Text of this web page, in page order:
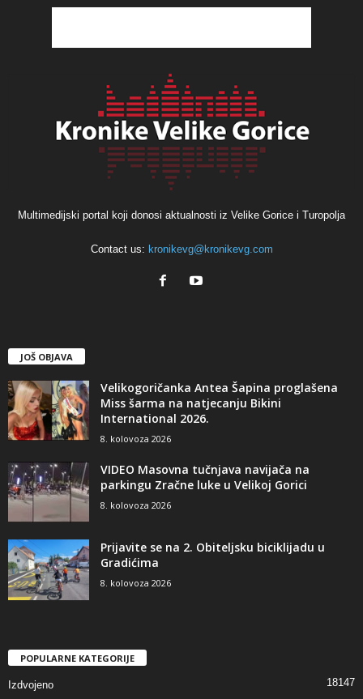
Multimedijski portal koji donosi aktualnosti iz Velike Gorice i Turopolja
Contact us: kronikevg@kronikevg.com
JOŠ OBJAVA
Velikogoričanka Antea Šapina proglašena
Miss šarma na natjecanju Bikini
International 2026.
8. kolovoza 2026
VIDEO Masovna tučnjava navijača na
parkingu Zračne luke u Velikoj Gorici
8. kolovoza 2026
Prijavite se na 2. Obiteljsku biciklijadu u
Gradićima
8. kolovoza 2026
POPULARNE KATEGORIJE
Izdvojeno 18147